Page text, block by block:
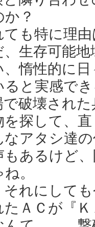
？
ても特に理
生存可能地
、惰性的に
ると実感で
破壊された
を探して、
アタシ達の
もあるけど
。
それにして
たＡＣが『